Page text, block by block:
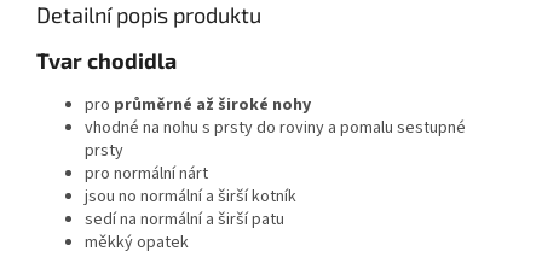
Detailní popis produktu
Tvar chodidla
pro průměrné až široké nohy
vhodné na nohu s prsty do roviny a pomalu sestupné
prsty
pro normální nárt
jsou no normální a širší kotník
sedí na normální a širší patu
měkký opatek